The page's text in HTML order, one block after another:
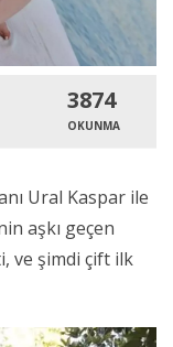
3874
OKUNMA
Ural Kaspar ile
aşkı geçen
ve şimdi çift ilk